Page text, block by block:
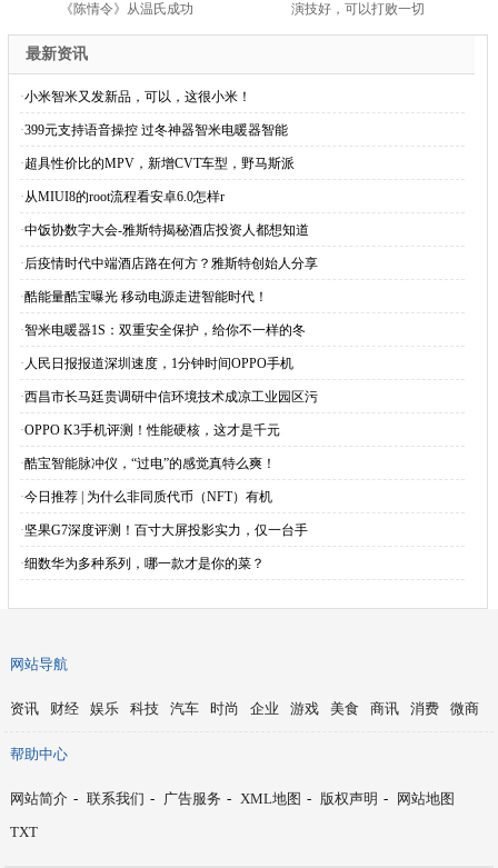
《陈情令》从温氏成功 演技好，可以打败一切
最新资讯
·小米智米又发新品，可以，这很小米！
·399元支持语音操控 过冬神器智米电暖器智能
·超具性价比的MPV，新增CVT车型，野马斯派
·从MIUI8的root流程看安卓6.0怎样r
·中饭协数字大会-雅斯特揭秘酒店投资人都想知道
·后疫情时代中端酒店路在何方？雅斯特创始人分享
·酷能量酷宝曝光 移动电源走进智能时代！
·智米电暖器1S：双重安全保护，给你不一样的冬
· 人民日报报道深圳速度，1分钟时间OPPO手机
·西昌市长马廷贵调研中信环境技术成凉工业园区污
·OPPO K3手机评测！性能硬核，这才是千元
·酷宝智能脉冲仪，“过电”的感觉真特么爽！
·今日推荐 | 为什么非同质代币（NFT）有机
·坚果G7深度评测！百寸大屏投影实力，仅一台手
·细数华为多种系列，哪一款才是你的菜？
网站导航
资讯 财经 娱乐 科技 汽车 时尚 企业 游戏 美食 商讯 消费 微商
帮助中心
网站简介 - 联系我们 - 广告服务 - XML地图 - 版权声明 -
网站地图
TXT